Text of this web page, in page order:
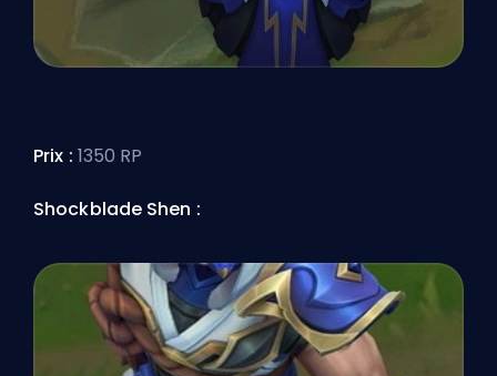
Prix : 1350 RP
Shockblade Shen :